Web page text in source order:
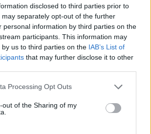
disclosed to third parties prior to
separately opt-out of the further
personal information by third parties on the
participants. This information may
us to third parties on the IAB’s List of
that may further disclose it to other
Processing Opt Outs
out of the Sharing of my